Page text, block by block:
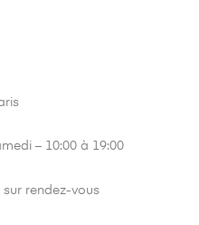
– 10:00 à 19:00
sur rendez-vous